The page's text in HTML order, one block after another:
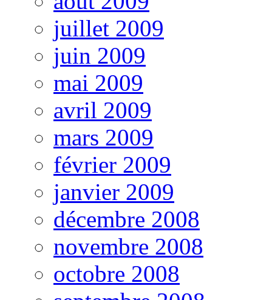
juillet 2009
juin 2009
mai 2009
avril 2009
mars 2009
février 2009
janvier 2009
décembre 2008
novembre 2008
octobre 2008